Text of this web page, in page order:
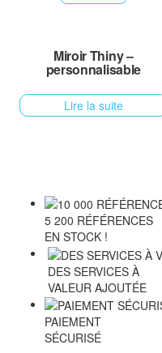
Miroir Thiny –
personnalisable
Lire la suite
5 200 RÉFÉRENCES
EN STOCK !
DES SERVICES À
VALEUR AJOUTÉE
PAIEMENT
SÉCURISÉ